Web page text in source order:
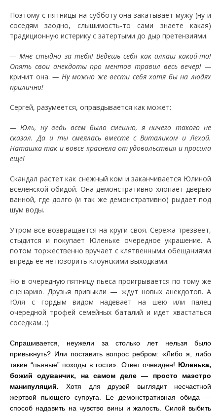
Поэтому с пятницы на субботу она закатывает мужу (ну и
соседям заодно, слышимость-то сами знаете какая)
традиционную истерику с затертыми до дыр претензиями.
— Мне стыдно за тебя! Ведешь себя как алкаш какой-то!
Опять свои анекдоты про ментов травил весь вечер! —
кричит она. — Ну можно же вести себя хотя бы на людях
прилично!
Сергей, разумеется, оправдывается как может:
— Юль, ну ведь всем было смешно, я ничего такого не
сказал. Да и ты смеялась вместе с Виталиком и Лехой.
Наташка так и вовсе краснела от удовольствия и просила
еще!
Скандал растет как снежный ком и заканчивается Юлиной
вселенской обидой. Она демонстративно хлопает дверью
ванной, где долго (и так же демонстративно) рыдает под
шум воды.
Утром все возвращается на круги своя. Сережа трезвеет,
стыдится и покупает Юленьке очередное украшение. А
потом торжественно вручает с клятвенными обещаниями
впредь ее не позорить клоунскими выходками.
Но в очередную пятницу пьеса проигрывается по тому же
сценарию. Друзья привыкли — ждут новых анекдотов. А
Юля с гордым видом надевает на шею или палец
очередной трофей семейных баталий и идет хвастаться
соседкам. :)
Спрашивается, неужели за столько лет нельзя было
привыкнуть? Или поставить вопрос ребром: «Либо я, либо
такие “пьяные” походы в гости». Ответ очевиден! Юленька,
божий одуванчик, на самом деле—
просто маэстро
манипуляций. Хотя для друзей выглядит несчастной
жертвой пьющего супруга. Ее демонстративная обида —
способ надавить на чувство вины и жалость. Силой выбить